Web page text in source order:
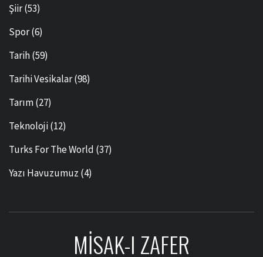
Şiir(53)
Spor(6)
Tarih(59)
Tarihi Vesikalar(98)
Tarım(27)
Teknoloji(12)
Turks For The World (37)
Yazı Havuzumuz (4)
MISAK-I ZAFER